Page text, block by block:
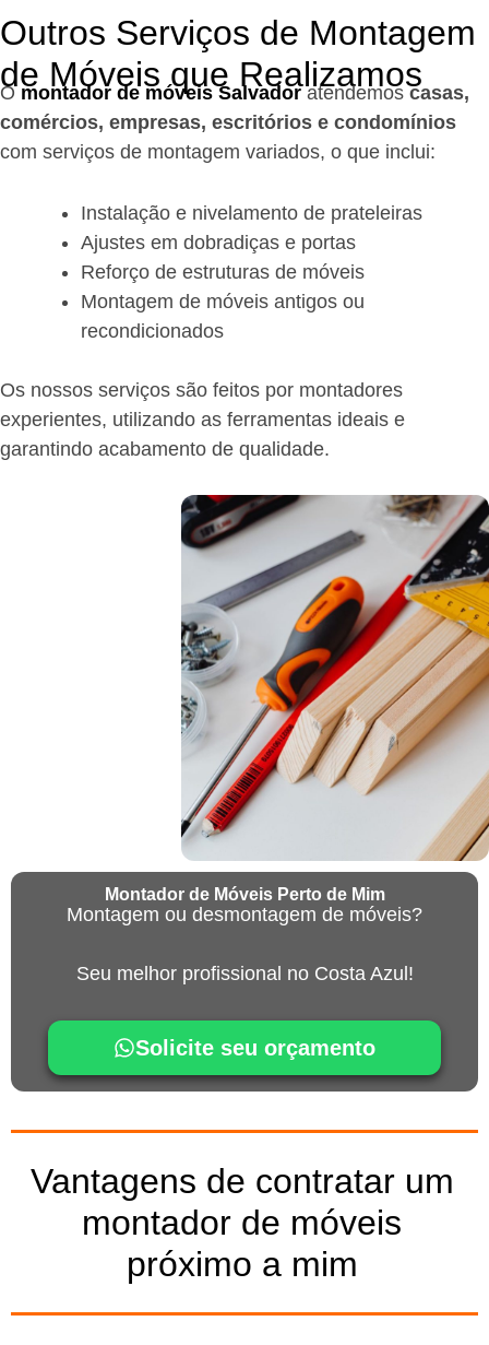
Outros Serviços de Montagem
de Móveis que Realizamos
O montador de móveis Salvadoratendemoscasas,
comércios, empresas, escritórios e condomínios
com serviços de montagem variados, o que inclui:
Instalação e nivelamento de prateleiras
Ajustes em dobradiças e portas
Reforço de estruturas de móveis
Montagem de móveis antigos ou
recondicionados
Os nossos serviços são feitos por montadores
experientes, utilizando as ferramentas ideais e
garantindo acabamento de qualidade.
Montador de Móveis Perto de Mim
Montagem ou desmontagem de móveis?
Seu melhor profissional no Costa Azul!
Solicite seu orçamento
Vantagens de contratar um
montador de móveis
próximo a mim